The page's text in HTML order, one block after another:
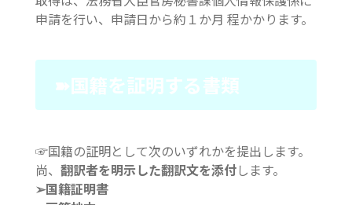
申請を行い、申請日から約１か月 程かかります。
➽国籍を証明する書類
☞国籍の証明として次のいずれかを提出します。
尚、 翻訳者を明示した翻訳文を添付します。
➢国籍証明書